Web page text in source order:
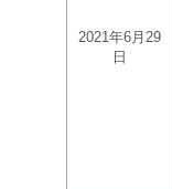
2021年6月29
日